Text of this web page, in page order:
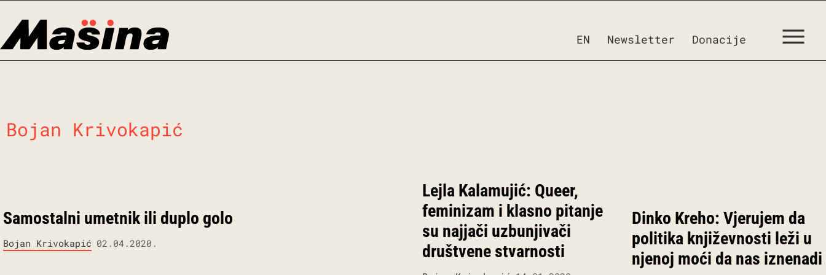
content
EN Newsletter Donacije
Bojan Krivokapić
Samostalni umetnik ili duplo golo
Bojan Krivokapić 02.04.2020.
Lejla Kalamujić: Queer,
feminizam i klasno pitanje
su najjači uzbunjivači
društvene stvarnosti
Dinko Kreho: Vjerujem da
politika književnosti leži u
njenoj moći da nas iznenadi